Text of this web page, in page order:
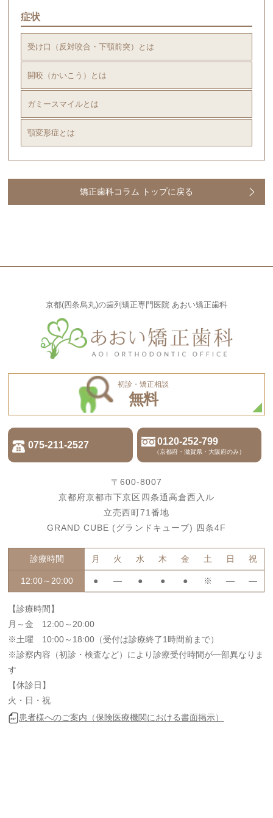
症状
受け口（反対咬合・下顎前突）とは
開咬（かいこう）とは
ガミースマイルとは
顎変形症とは
矯正歯科コラム トップに戻る
京都(四条烏丸)の歯列矯正専門医院 あおい矯正歯科
初診・矯正相談
無料
075-211-2527 0120-252-799
（京都府・滋賀県・大阪府のみ）
〒600-8007
京都府京都市下京区四条通高倉西入ル
立売西町71番地
GRAND CUBE (グランドキューブ) 四条4F
診療時間 月 火 水 木 金 土 日 祝
12:00～20:00 ● ― ● ● ● ※ ― ―
【診療時間】
月～金 12:00～20:00
※土曜 10:00～18:00（受付は診療終了1時間前まで）
※診察内容（初診・検査など）により診療受付時間が一部異なりま
す
【休診日】
火・日・祝
患者様へのご案内（保険医療機関における書面掲示）